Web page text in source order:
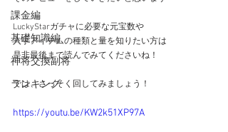
課金編
基礎知識編
神将交換副将
ランキング
LuckyStarガチャに必要な元宝数や
入手アイテムの種類と量を知りたい方は
是非最後まで読んでみてくださいね！
では、さっそく回してみましょう！
https://youtu.be/KW2k51XP97A